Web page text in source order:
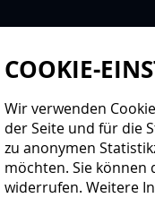
NEWS PROFIS
COOKIE-
Wir verwenden
der Seite und für die
zu anonymen
möchten. Sie können
widerrufen. Weitere